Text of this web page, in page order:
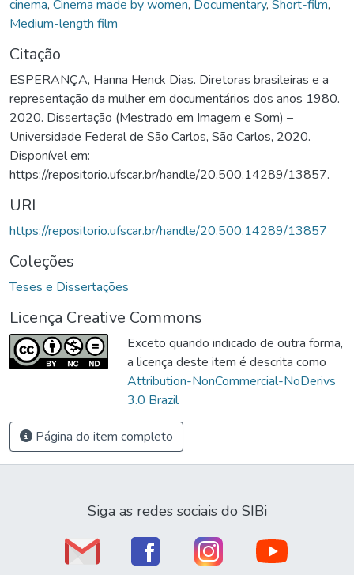
cinema, Cinema made by women, Documentary, Short-film,
Medium-length film
Citação
ESPERANÇA, Hanna Henck Dias. Diretoras brasileiras e a
representação da mulher em documentários dos anos 1980.
2020. Dissertação (Mestrado em Imagem e Som) –
Universidade Federal de São Carlos, São Carlos, 2020.
Disponível em:
https://repositorio.ufscar.br/handle/20.500.14289/13857.
URI
https://repositorio.ufscar.br/handle/20.500.14289/13857
Coleções
Teses e Dissertações
Licença Creative Commons
Exceto quando indicado de outra forma,
a licença deste item é descrita como
Attribution-NonCommercial-NoDerivs
3.0 Brazil
Página do item completo
Siga as redes sociais do SIBi